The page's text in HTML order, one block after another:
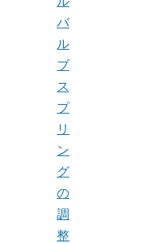
バ
ル
ブ
ス
プ
リ
ン
グ
の
調
整